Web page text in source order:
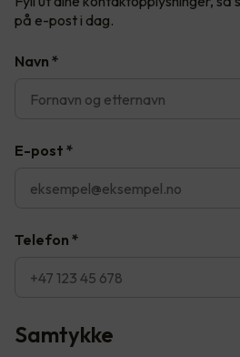
på e-post i dag.
Navn *
E-post *
Telefon *
Samtykke